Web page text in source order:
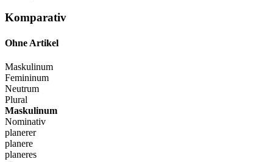
Komparativ
Ohne Artikel
Maskulinum
Femininum
Neutrum
Plural
Maskulinum
Nominativ
planerer
planere
planeres